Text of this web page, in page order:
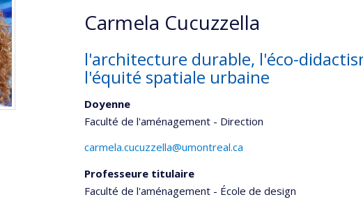
Carmela Cucuzzella
l'architecture durable, l'éco-
l'équité spatiale urbaine
Doyenne
Faculté de l'aménagement - Direction
carmela.cucuzzella@umontreal.ca
Professeure titulaire
Faculté de l'aménagement - École de design